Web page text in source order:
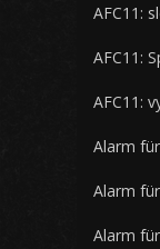
AFC11:
AFC11:
AFC11:
Alarm
Alarm
Alarm